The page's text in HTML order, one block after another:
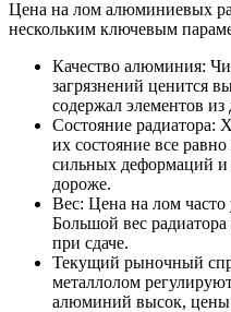
Цена на лом алюминиевых
нескольким ключевым
Качество алюминия:
загрязнений ценится
содержал элементов из
Состояние радиатора:
их состояние все
сильных деформаций и
дороже.
Вес: Цена на лом часто
Большой вес
при сдаче.
Текущий рыночный
металлолом
алюминий высок, цены